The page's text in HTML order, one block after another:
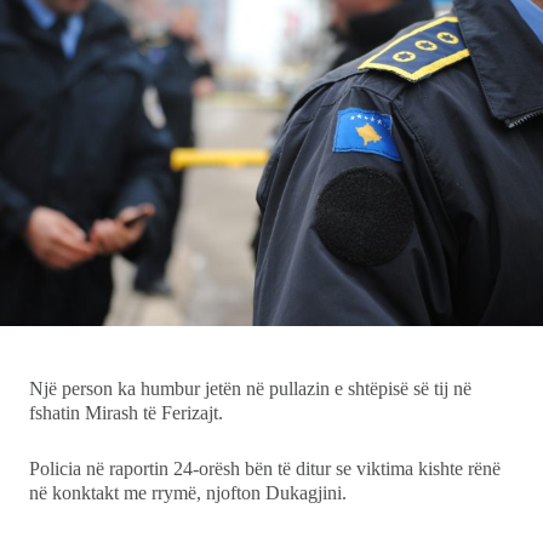
Art Jete
Kulturë
Ekonomi
Teknologji
Udhëtime
DuVideo
Një person ka humbur jetën në pullazin e shtëpisë së tij në
fshatin Mirash të Ferizajt.
Policia në raportin 24-orësh bën të ditur se viktima kishte rënë
në konktakt me rrymë, njofton Dukagjini.